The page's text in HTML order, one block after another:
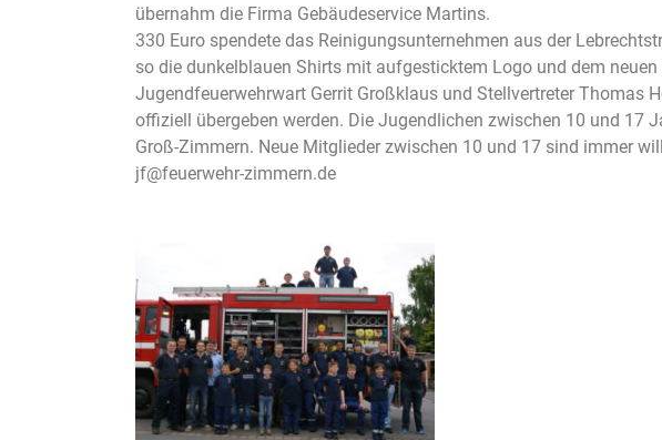
übernahm die Firma Gebäudeservice Martins.
330 Euro spendete das Reinigungsunternehmen aus der
so die dunkelblauen Shirts mit aufgesticktem Logo und dem
Jugendfeuerwehrwart Gerrit Großklaus und Stellvertreter Thomas
offiziell übergeben werden. Die Jugendlichen zwischen 10 und 17
Groß-Zimmern. Neue Mitglieder zwischen 10 und 17 sind immer
jf@feuerwehr-zimmern.de